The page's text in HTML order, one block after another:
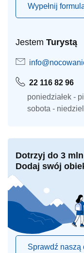
Wypełnij
Jestem Turystą
22 116 82 96
poniedziałek -
sobota -
Dotrzyj do 3
Dodaj swój
Sprawdź naszą